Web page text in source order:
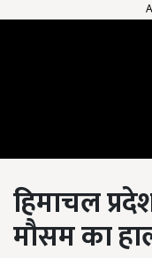
हिमाचल
मौसम का